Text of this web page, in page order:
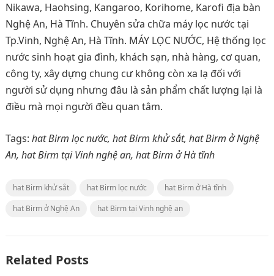
Nikawa, Haohsing, Kangaroo, Korihome, Karofi địa bàn
Nghệ An, Hà Tĩnh. Chuyên sửa chữa máy lọc nước tại
Tp.Vinh, Nghệ An, Hà Tĩnh. MÁY LỌC NƯỚC, Hệ thống lọc
nước sinh hoạt gia đình, khách sạn, nhà hàng, cơ quan,
công ty, xây dựng chung cư không còn xa lạ đối với
người sử dụng nhưng đâu là sản phẩm chất lượng lại là
điều mà mọi người đều quan tâm.
Tags: hat Birm lọc nước, hat Birm khử sắt, hat Birm ở Nghệ
An, hat Birm tại Vinh nghệ an, hat Birm ở Hà tĩnh
hat Birm khử sắt hat Birm lọc nước
hat Birm ở Hà tĩnh
hat Birm ở Nghệ An
hat Birm tại Vinh nghệ an
Related Posts